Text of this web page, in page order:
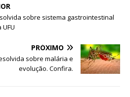
sobre sistema gastrointestinal
PRÓXIMO
sobre malária e
evolução. Confira.